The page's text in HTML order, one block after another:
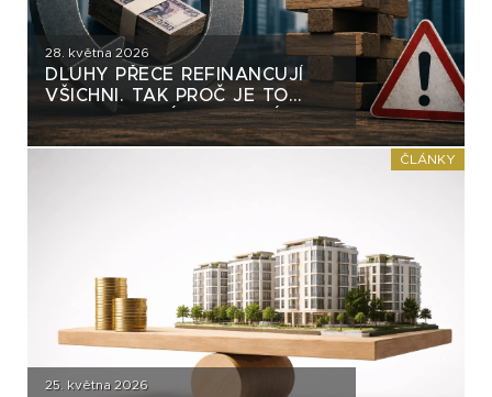
28. května 2026
DLUHY PŘECE REFINANCUJÍ
VŠICHNI. TAK PROČ JE TO
DLUHOPISOVÝM SKUPINÁM
ČASTO VYTÝKÁNO?
ČLÁNKY
25. května 2026